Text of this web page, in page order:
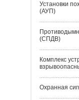
Установки
(АУП)
(СПДВ)
Комплекс
Охранная